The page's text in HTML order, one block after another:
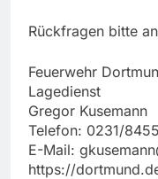
Rückfragen bitte
Feuerwehr
Lagedienst
Gregor Kusemann
Telefon: 0231/
E-Mail:
https://